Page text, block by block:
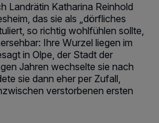
Landrätin Katharina Reinhold
das sie als „dörfliches
so richtig wohlfühlen sollte,
Ihre Wurzel liegen im
in Olpe, der Stadt der
Jahren wechselte sie nach
sie dann eher per Zufall,
verstorbenen ersten